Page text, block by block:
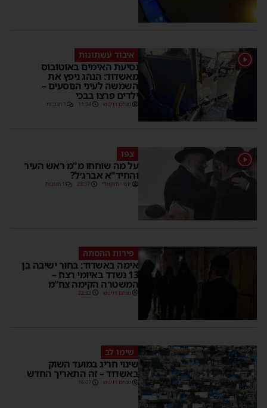
1 איבוד עשתונות
נסיעת האימים באוטובוס
מאשדוד: הנהג ניפץ את
השמשה לעיני הנוסעים –
ילדים פרצו בבכי
מנחם דויטש 11:34 1 תגובות
1 צפו
על מה שוחחו מ"מ ראש העיר
והחיד"א אברג׳ל?
יוסי יחזקאלי 23:37 1 תגובות
פירות ההסתה
אימה באשדוד: בחור ישיבה בן
13 נשדד באיומי רצח –
המשטרה הקימה צח”מ
מנחם דויטש 22:32
שימו לב
שינוי חריג במועד השוק
באשדוד – זה התאריך החדש
מנחם דויטש 16:07